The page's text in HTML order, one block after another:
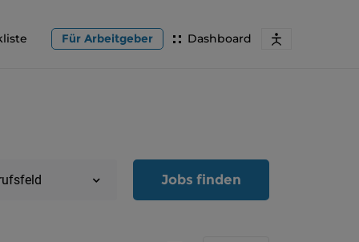
Dashboard
Für Arbeitgeber
Jobs finden